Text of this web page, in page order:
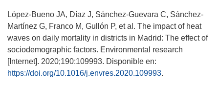
López-Bueno JA, Díaz J, Sánchez-Guevara C, Sánchez-
Martínez G, Franco M, Gullón P, et al. The impact of heat
waves on daily mortality in districts in Madrid: The effect of
sociodemographic factors. Environmental research
[Internet]. 2020;190:109993. Disponible en:
https://doi.org/10.1016/j.envres.2020.109993.